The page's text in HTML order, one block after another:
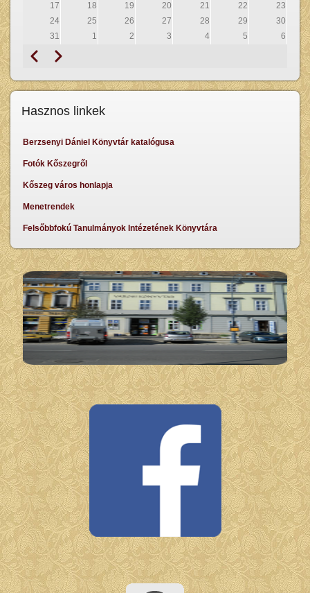
17
18 19 20 21 22
23
24
25 26 27 28 29
30
31
1 2 3 4 5 6
Oldalszámozás
Előző Következő
Hasznos linkek
Berzsenyi Dániel Könyvtár katalógusa
Fotók Kőszegről
Kőszeg város honlapja
Menetrendek
Felsőbbfokú Tanulmányok Intézetének Könyvtára